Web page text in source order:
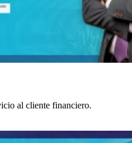
al cliente financiero.